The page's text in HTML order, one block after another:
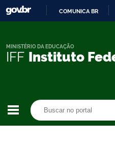
COMUNICA BR
IFF Instituto
MINISTÉRIO DA EDUCAÇÃO